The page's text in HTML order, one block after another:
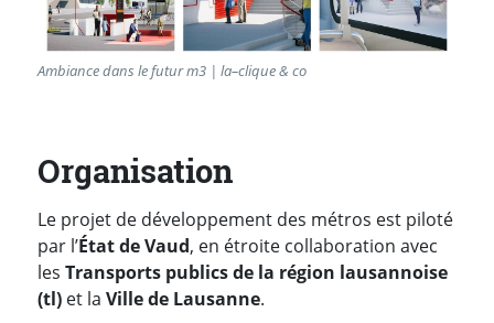
Ambiance dans le futur m3 | la–clique & co
Organisation
Le projet de développement des métros est piloté
par l’État de Vaud, en étroite collaboration avec
les Transports publics de la région lausannoise
(tl) et la Ville de Lausanne.